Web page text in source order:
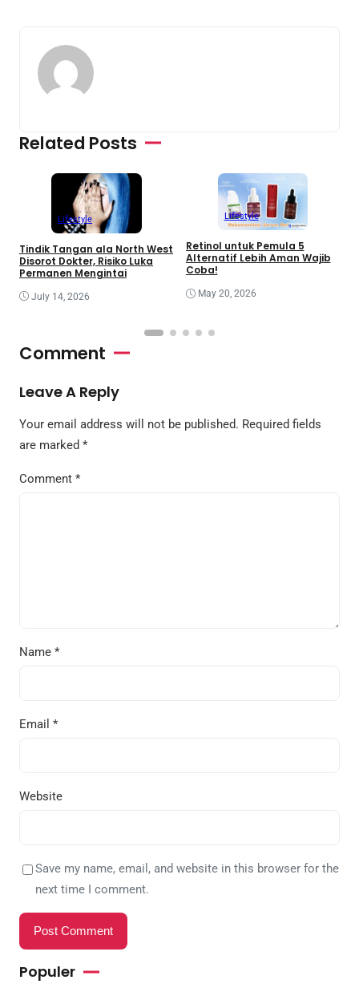
Related Posts
Lifestyle
Tindik Tangan ala North West
Disorot Dokter, Risiko Luka
Permanen Mengintai
July 14, 2026
Lifestyle
Retinol untuk Pemula 5
Alternatif Lebih Aman Wajib
Coba!
May 20, 2026
Comment
Leave A Reply
Your email address will not be published. Required fields
are marked *
Comment *
Name *
Email *
Website
Save my name, email, and website in this browser for the
next time I comment.
Populer